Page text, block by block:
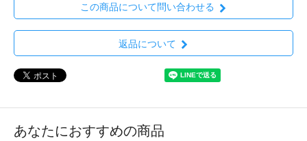
この商品について問い合わせる
返品について
あなたにおすすめの商品